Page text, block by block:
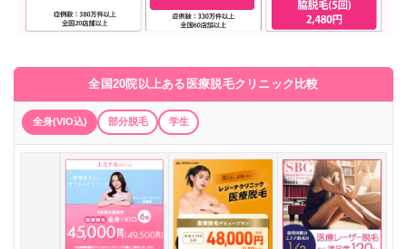
全国20院以上ある医療脱毛クリニック比較
全身(VIO込) 部分脱毛 学生